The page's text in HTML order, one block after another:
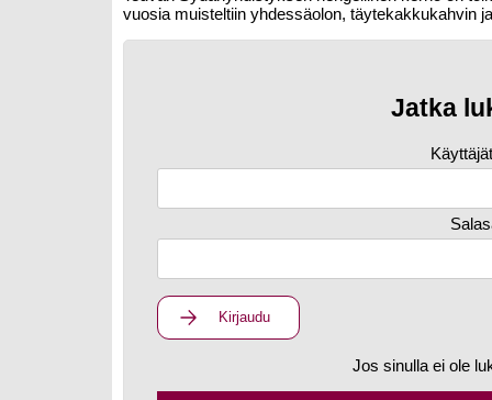
vuosia muisteltiin yhdessäolon, täytekakkukahvin
Jatka
Kirjaudu
Jos sinulla ei ole